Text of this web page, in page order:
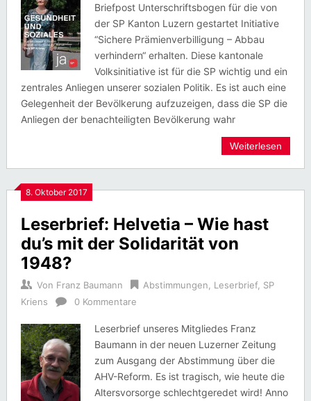
Briefpost Unterschriftsbogen für die von
der SP Kanton Luzern gestartet Initiative
“Sichere Prämienverbilligung – Abbau
verhindern“ erhalten. Diese kantonale
Volksinitiative ist für die SP wichtig und ein
zentrales Anliegen unserer sozialen Politik. Es ist auch eine
Gelegenheit der Bevölkerung aufzuzeigen, dass die SP die
Anliegen der benachteiligten Bevölkerung wahr
Weiterlesen
8. Oktober 2017
Leserbrief: Helvetia – Wie hast
du’s mit der Solidarität von
1948?
Von Franz Baumann Abstimmungen Leserbrief, SP
Kriens
0 Kommentare
Leserbrief unseres Mitgliedes Franz
Baumann in der neuen Luzerner Zeitung
zum Ausgang der Abstimmung über die
AHV-Reform. Es ist tragisch, wie heute die
Altersvorsorge schlechtgeredet wird! Anno